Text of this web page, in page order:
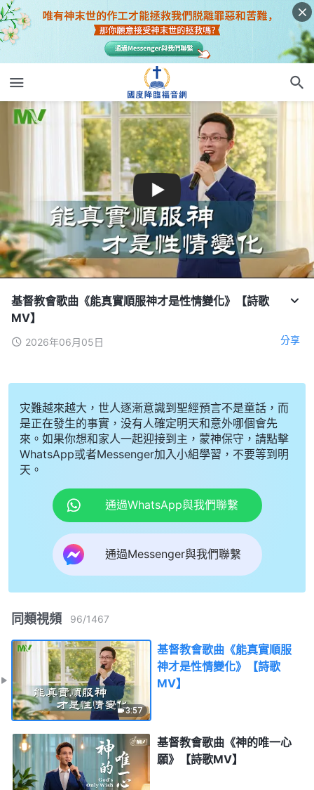
基督教會歌曲《能真實順服神才是性情變化》【詩歌
MV】
2026年06月05日 分享
灾難越來越大，世人逐漸意識到聖經預言不是童話，而
是正在發生的事實，没有人確定明天和意外哪個會先
來。如果你想和家人一起迎接到主，蒙神保守，請點擊
WhatsApp或者Messenger加入小組學習，不要等到明
天。
通過WhatsApp與我們聯繫
通過Messenger與我們聯繫
同類視頻 96/1467
3:57
基督教會歌曲《能真實順服
神才是性情變化》【詩歌
MV】
基督教會歌曲《神的唯一心
願》【詩歌MV】